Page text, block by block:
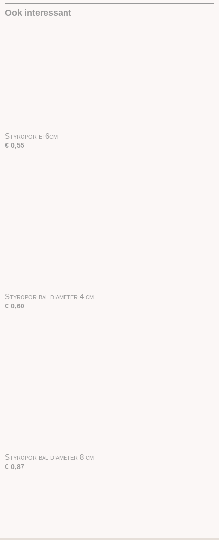
Ook interessant
Styropor ei 6cm
€ 0,55
Styropor bal diameter 4 cm
€ 0,60
Styropor bal diameter 8 cm
€ 0,87